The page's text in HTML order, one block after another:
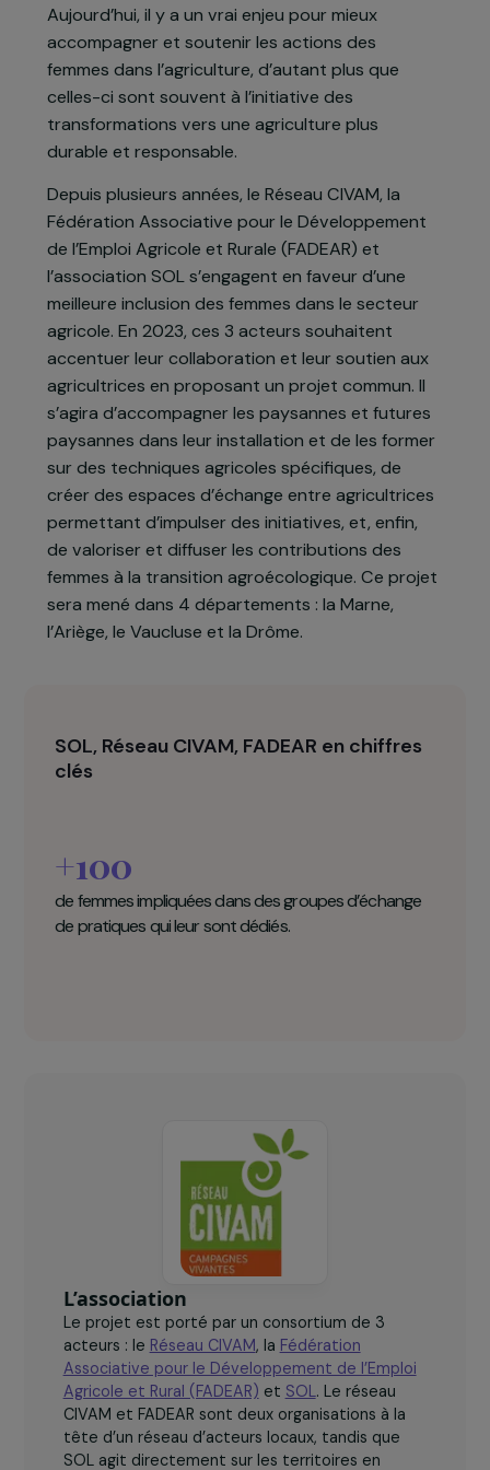
formation, de la répartition des tâches, de la
participation à la prise de décision ou encore de
l’adéquation entre leur vie professionnelle et leur
vie privée. De plus, elles sont victimes du sexisme
et des discriminations présentes dans le secteur.
accompagner et soutenir les actions des
femmes dans l’agriculture, d’autant plus que
celles-ci sont souvent à l’initiative des
transformations vers une agriculture plus
durable et responsable.
Depuis plusieurs années, le Réseau CIVAM, la
Fédération Associative pour le Développement
de l’Emploi Agricole et Rurale (FADEAR) et
l’association SOL s’engagent en faveur d’une
meilleure inclusion des femmes dans le secteur
agricole. En 2023, ces 3 acteurs souhaitent
accentuer leur collaboration et leur soutien aux
agricultrices en proposant un projet commun. Il
s’agira d’accompagner les paysannes et futures
permettant d’impulser des initiatives, et, enfin,
de valoriser et diffuser les contributions des
l’Ariège, le Vaucluse et la Drôme.
de femmes impliquées dans des groupes d’échange
de pratiques qui leur sont dédiés.